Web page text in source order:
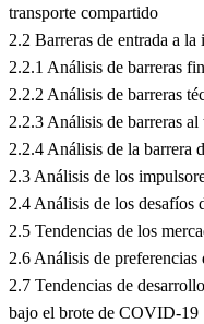
transporte compartido
2.2 Barreras de entrada a la
2.2.1 Análisis de barreras
2.2.2 Análisis de barreras
2.2.3 Análisis de barreras al
2.2.4 Análisis de la barrera
2.3 Análisis de los
2.4 Análisis de los desafíos
2.5 Tendencias de los
2.6 Análisis de
2.7 Tendencias de
bajo el brote de COVID-19